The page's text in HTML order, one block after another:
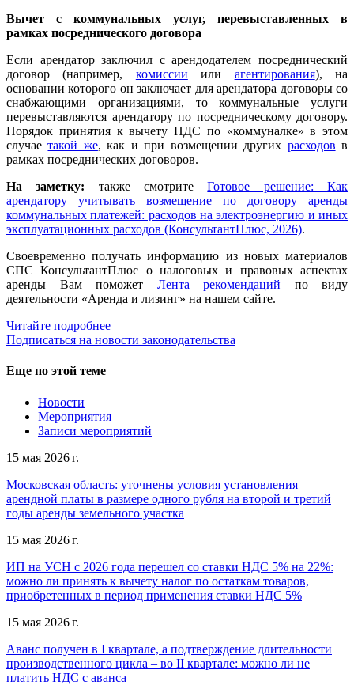
Вычет с коммунальных услуг, перевыставленных в
рамках посреднического договора
Если арендатор заключил с арендодателем посреднический
договор (например, комиссии или агентирования), на
основании которого он заключает для арендатора договоры со
снабжающими организациями, то коммунальные услуги
перевыставляются арендатору по посредническому договору.
Порядок принятия к вычету НДС по «коммуналке» в этом
случаетакой же, как и при возмещении других расходов в
рамках посреднических договоров.
На заметку: также смотритеГотовое решение: Как
арендатору учитывать возмещение по договору аренды
коммунальных платежей: расходов на электроэнергию и иных
эксплуатационных расходов (КонсультантПлюс, 2026).
Своевременно получать информацию из новых материалов
СПС КонсультантПлюс о налоговых и правовых аспектах
аренды Вам поможет Лента рекомендаций по виду
деятельности «Аренда и лизинг» на нашем сайте.
Читайте подробнее
Подписаться на новости законодательства
Еще по этой теме
Новости
Мероприятия
Записи мероприятий
15 мая 2026 г.
Московская область: уточнены условия установления
арендной платы в размере одного рубля на второй и третий
годы аренды земельного участка
15 мая 2026 г.
ИП на УСН с 2026 года перешел со ставки НДС 5% на 22%:
можно ли принять к вычету налог по остаткам товаров,
приобретенных в период применения ставки НДС 5%
15 мая 2026 г.
Аванс получен в I квартале, а подтверждение длительности
производственного цикла – во II квартале: можно ли не
платить НДС с аванса